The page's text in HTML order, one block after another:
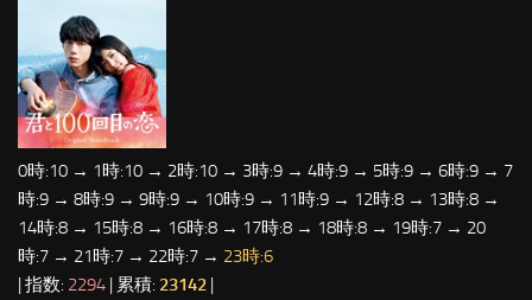
0時:10 → 1時:10 → 2時:10 → 3時:9 → 4時:9 → 5時:9 → 6時:9 → 7
時:9 → 8時:9 → 9時:9 → 10時:9 → 11時:9 → 12時:8 → 13時:8 →
14時:8 → 15時:8 → 16時:8 → 17時:8 → 18時:8 → 19時:7 → 20
時:7 → 21時:7 → 22時:7 → 23時:6
| 指数: 2294 | 累積: 23142 |